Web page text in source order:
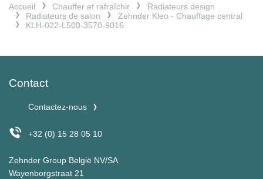
Accueil Chauffer et rafraîchir
Radiateurs design
Radiateurs de salon
Zehnder Kleo - Chauffage central
KLH-022-L500-3570-9016
Contact
Contactez-nous
+32 (0) 15 28 05 10
Zehnder Group België NV/SA
Wayenborgstraat 21